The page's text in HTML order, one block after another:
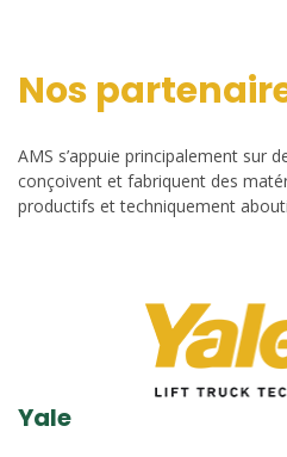
Nos
AMS s’appuie principalement sur
conçoivent et fabriquent des
productifs et techniquement
Yale